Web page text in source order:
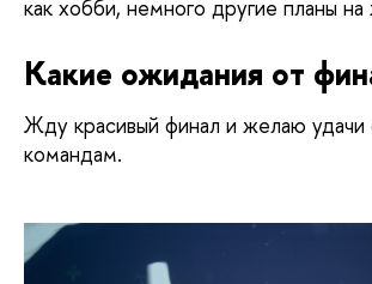
как хобби, немного другие планы на
Какие ожидания от
Жду красивый финал и желаю
командам.